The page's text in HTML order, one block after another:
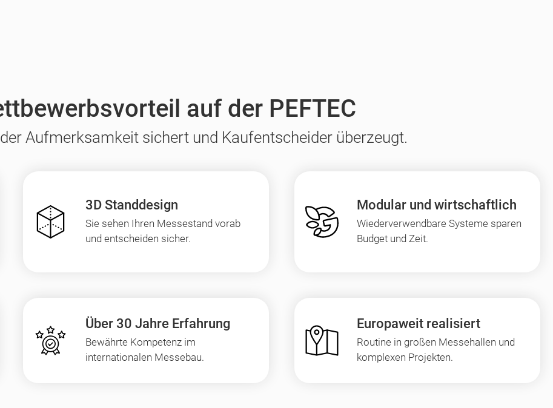
auf der PEFTEC
Aufmerksamkeit sichert und Kaufentscheider überzeugt.
3D Standdesign
Sie sehen Ihren Messestand vorab
und entscheiden sicher.
Modular und wirtschaftlich
Wiederverwendbare Systeme sparen
Budget und Zeit.
Über 30 Jahre Erfahrung
Bewährte Kompetenz im
internationalen Messebau.
Europaweit realisiert
Routine in großen Messehallen und
komplexen Projekten.